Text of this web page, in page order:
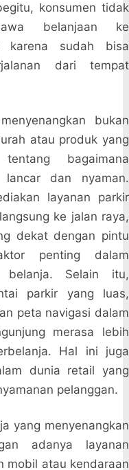
konsumen tidak
belanjaan ke
karena sudah bisa
dari tempat
bukan
atau produk yang
bagaimana
lancar dan nyaman.
layanan parkir
ke jalan raya,
dekat dengan pintu
penting dalam
belanja. Selain itu,
parkir yang luas,
peta navigasi dalam
merasa lebih
Hal ini juga
dunia retail yang
pelanggan.
yang menyenangkan
adanya layanan
mobil atau kendaraan